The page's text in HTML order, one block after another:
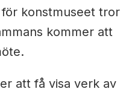
konstmuseet tror
kommer att
att få visa verk av